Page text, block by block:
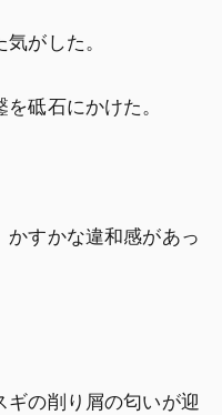
がした。
砥石にかけた。
すかな違和感があっ
の削り屑の匂いが迎